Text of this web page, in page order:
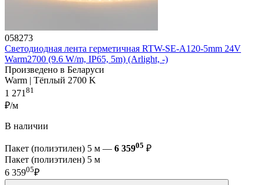
058273
Светодиодная лента герметичная RTW-SE-A120-5mm 24V
Warm2700 (9.6 W/m, IP65, 5m) (Arlight, -)
Произведено в Беларуси
Warm | Тёплый 2700 K
1 271 81
₽/м
В наличии
Пакет (полиэтилен) 5 м — 6 35905 ₽
Пакет (полиэтилен) 5 м
6 35905₽